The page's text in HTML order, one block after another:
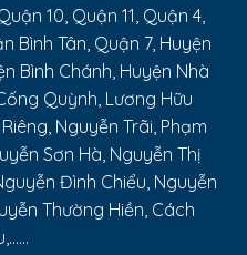
10, Quận 11, Quận 4,
Bình Tân, Quận 7, Huyện
Bình Chánh, Huyện Nhà
Quỳnh, Lương Hữu
Nguyễn Trãi, Phạm
Sơn Hà, Nguyễn Thị
Đình Chiểu, Nguyễn
Thường Hiền, Cách